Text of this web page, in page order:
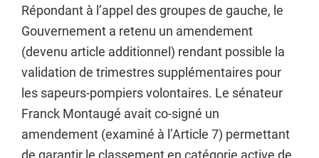
Répondant à l’appel des groupes de gauche, le
Gouvernement a retenu un amendement
(devenu article additionnel) rendant possible la
validation de trimestres supplémentaires pour
les sapeurs-pompiers volontaires. Le sénateur
Franck Montaugé avait co-signé un
amendement (examiné à l’Article 7) permettant
de garantir le classement en catégorie active de